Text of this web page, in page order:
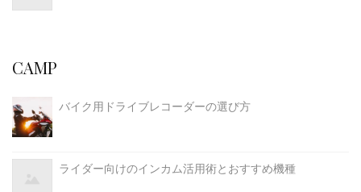
CAMP
バイク用ドライブレコーダーの選び方
ライダー向けのインカム活用術とおすすめ機種